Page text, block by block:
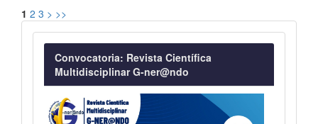
1 2 3 > >>
Convocatoria
Convocatoria: Revista Científica
Multidisciplinar G-ner@ndo